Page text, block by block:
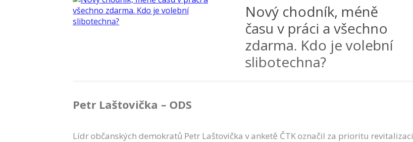
Nový chodník, méně
času v práci a všechno
zdarma. Kdo je volební
slibotechna?
Petr Laštovička – ODS
Lídr občanských demokratů Petr Laštovička v anketě ČTK označil za prioritu revitalizaci